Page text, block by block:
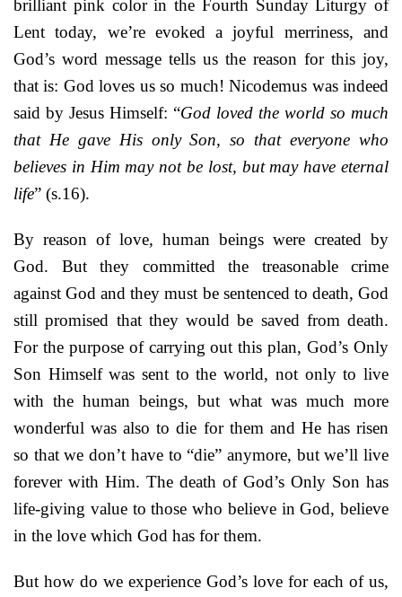
brilliant pink color in the Fourth Sunday Liturgy of
Lent today, we’re evoked a joyful merriness, and
God’s word message tells us the reason for this joy,
that is: God loves us so much! Nicodemus was indeed
said by Jesus Himself: “God loved the world so much
that He gave His only Son, so that everyone who
believes in Him may not be lost, but may have eternal
life” (s.16).
By reason of love, human beings were created by
God. But they committed the treasonable crime
against God and they must be sentenced to death, God
still promised that they would be saved from death.
For the purpose of carrying out this plan, God’s Only
Son Himself was sent to the world, not only to live
with the human beings, but what was much more
wonderful was also to die for them and He has risen
so that we don’t have to “die” anymore, but we’ll live
forever with Him. The death of God’s Only Son has
life-giving value to those who believe in God, believe
in the love which God has for them.
But how do we experience God’s love for each of us,